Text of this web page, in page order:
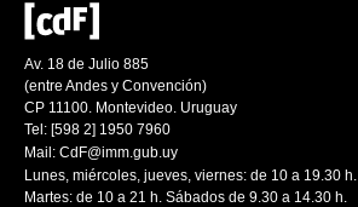
Av. 18 de Julio 885
(entre Andes y Convención)
CP 11100. Montevideo. Uruguay
Tel: [598 2] 1950 7960
Mail: CdF@imm.gub.uy
Lunes, miércoles, jueves, viernes: de 10 a 19.30 h.
Martes: de 10 a 21 h. Sábados de 9.30 a 14.30 h.